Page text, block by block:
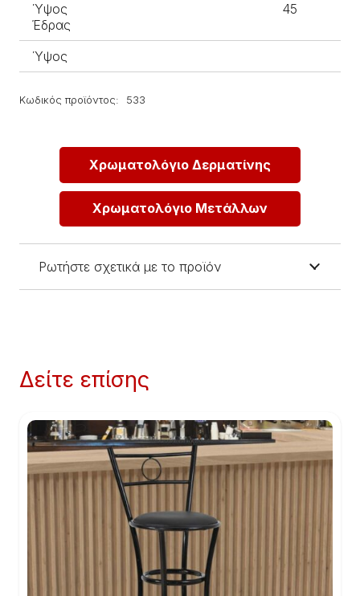
Ύψος
Έδρας
45
Ύψος
Κωδικός προϊόντος: 533
Χρωματολόγιο Δερματίνης
Χρωματολόγιο Μετάλλων
Ρωτήστε σχετικά με το προϊόν
Δείτε επίσης